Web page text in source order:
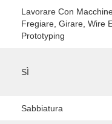
Lavorare Con
Fregiare, Girare, Wire
Prototyping
SÌ
Sabbiatura